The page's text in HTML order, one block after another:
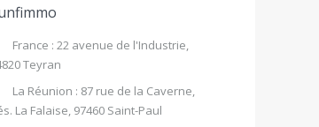
France : 22 avenue de l'Industrie,
Teyran
La Réunion : 87 rue de la Caverne,
La Falaise, 97460 Saint-Paul